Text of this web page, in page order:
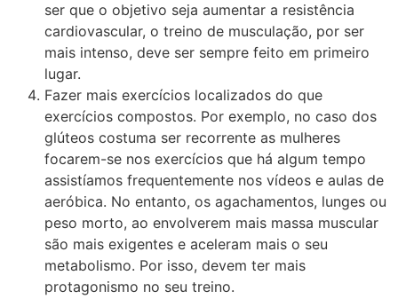
ser que o objetivo seja aumentar a resistência
cardiovascular, o treino de musculação, por ser
mais intenso, deve ser sempre feito em primeiro
lugar.
Fazer mais exercícios localizados do que
exercícios compostos. Por exemplo, no caso dos
glúteos costuma ser recorrente as mulheres
focarem-se nos exercícios que há algum tempo
assistíamos frequentemente nos vídeos e aulas de
aeróbica. No entanto, os agachamentos, lunges ou
peso morto, ao envolverem mais massa muscular
são mais exigentes e aceleram mais o seu
metabolismo. Por isso, devem ter mais
protagonismo no seu treino.